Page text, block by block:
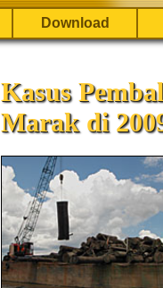
Download
Kasus
Marak di